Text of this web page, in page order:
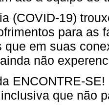
(COVID-19)
para as
que em suas
não
ENCONTRE-
que não